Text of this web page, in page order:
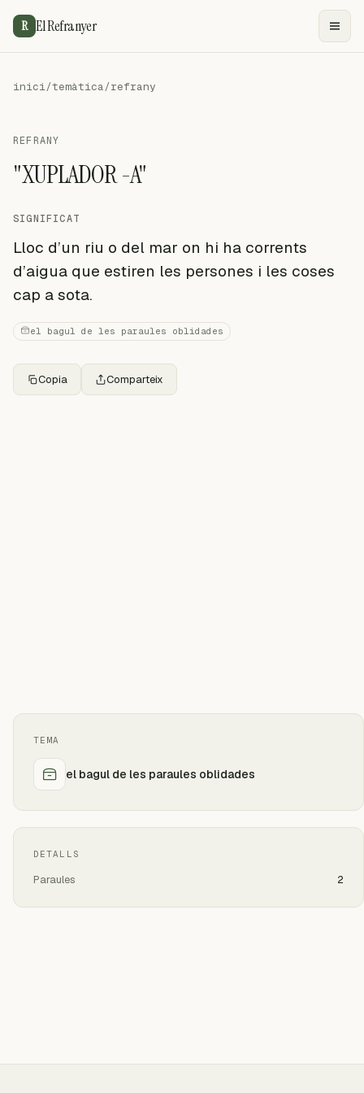
R El Refranyer
inici/temàtica/refrany
REFRANY
"XUPLADOR -A"
SIGNIFICAT
Lloc d’un riu o del mar on hi ha corrents
d’aigua que estiren les persones i les coses
cap a sota.
el bagul de les paraules oblidades
Copia Comparteix
TEMA
el bagul de les paraules oblidades
DETALLS
Paraules 2